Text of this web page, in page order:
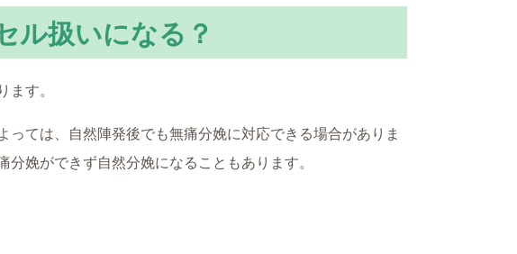
ル扱いになる？
ます。
ては、自然陣発後でも無痛分娩に対応できる場合がありま
娩ができず自然分娩になることもあります。